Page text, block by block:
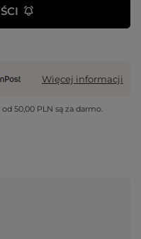
Więcej informacji
od50,00 PLN są za darmo.